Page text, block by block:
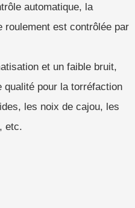
automatique, la
roulement est contrôlée par
et un faible bruit,
qualité pour la torréfaction
les noix de cajou, les
etc.